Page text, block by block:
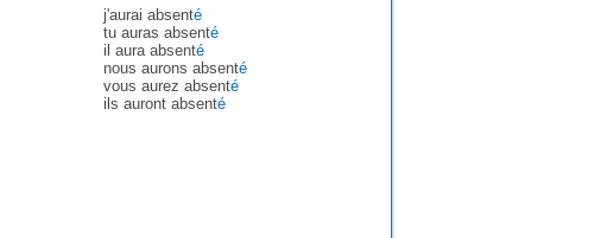
j'aurai absenté
tu auras absenté
il aura absenté
nous aurons absenté
vous aurez absenté
ils auront absenté